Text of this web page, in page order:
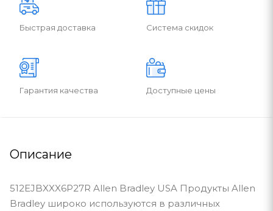
Быстрая доставка Система скидок
Гарантия качества Доступные цены
Описание
512EJBXXX6P27R Allen Bradley USA Продукты Allen
Bradley широко используются в различных